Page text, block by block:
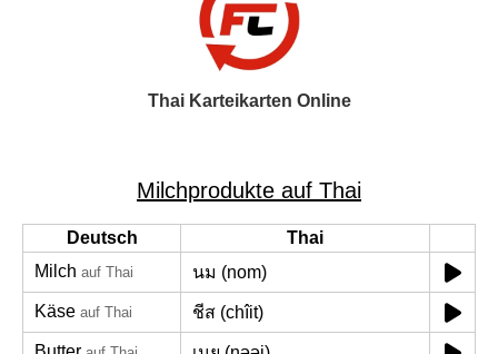
Thai Karteikarten Online
Milchprodukte auf Thai
Deutsch
Thai
Milch auf Thai นม (nom)
Käse auf Thai ชีส (chîit)